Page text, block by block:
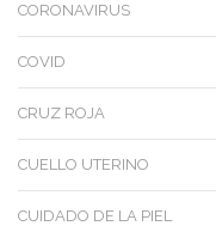
CORONAVIRUS
COVID
CRUZ ROJA
CUELLO UTERINO
CUIDADO DE LA PIEL